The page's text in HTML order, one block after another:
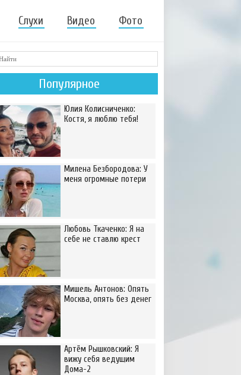
Слухи Видео Фото
Популярное
Юлия Колисниченко:
Костя, я люблю тебя!
Милена Безбородова: У
меня огромные потери
Любовь Ткаченко: Я на
себе не ставлю крест
Мишель Антонов: Опять
Москва, опять без денег
Артём Рышковский: Я
вижу себя ведущим
Дома-2